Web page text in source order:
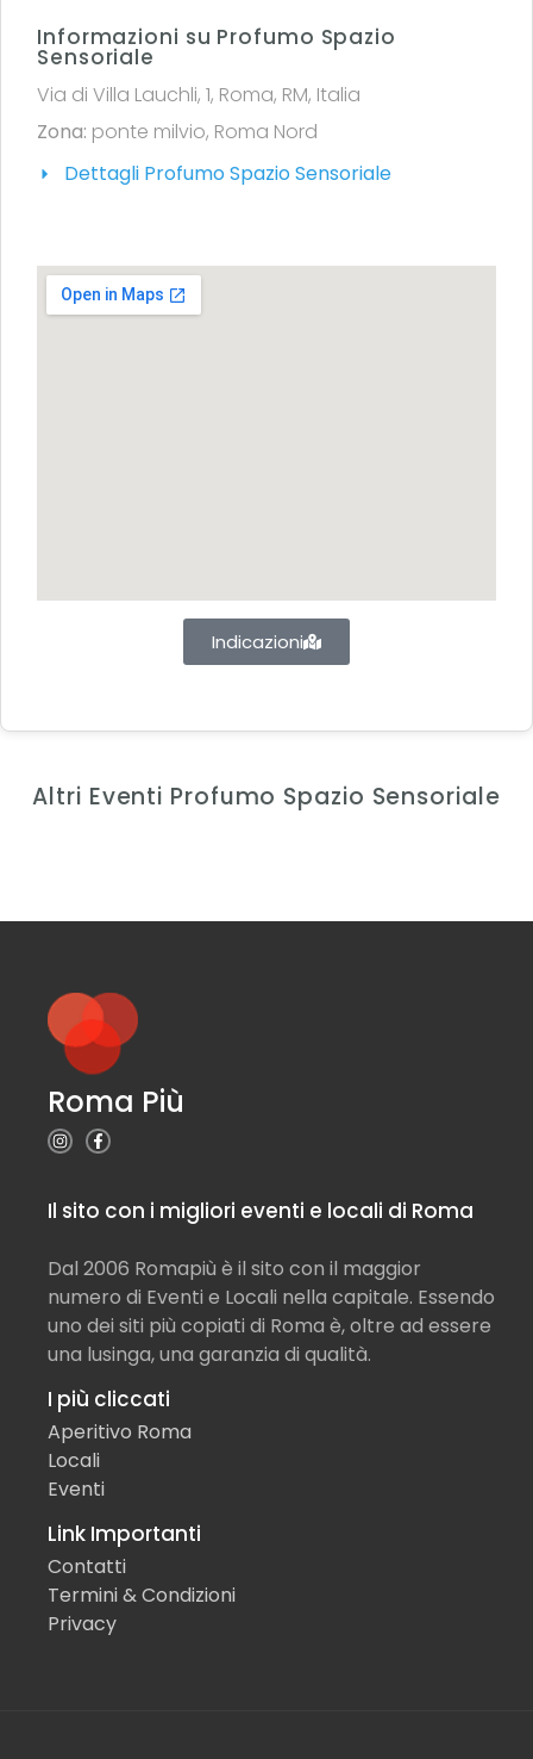
Informazioni su Profumo Spazio
Sensoriale
Via di Villa Lauchli, 1, Roma, RM, Italia
Zona: ponte milvio, Roma Nord
Dettagli Profumo Spazio Sensoriale
Indicazioni
Altri Eventi Profumo Spazio Sensoriale
Roma Più
Il sito con i migliori eventi e locali di Roma
Dal 2006 Romapiù è il sito con il maggior
numero di Eventi e Locali nella capitale. Essendo
uno dei siti più copiati di Roma è, oltre ad essere
una lusinga, una garanzia di qualità.
I più cliccati
Aperitivo Roma
Locali
Eventi
Link Importanti
Contatti
Termini & Condizioni
Privacy